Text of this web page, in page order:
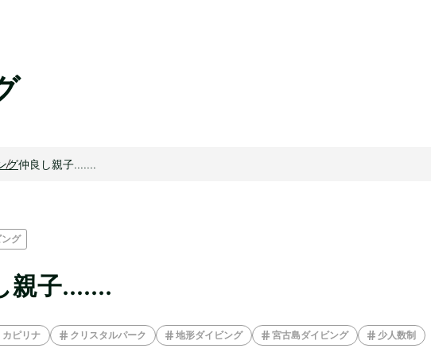
グ仲良し親子.......
グ
親子.......
カピリナ クリスタルパーク 地形ダイビング 宮古島ダイビング 少人数制